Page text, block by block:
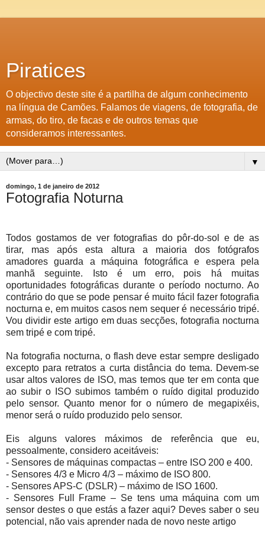
Piratices
O objectivo deste site é a partilha de algum conhecimento
na língua de Camões. Falamos de viagens, de fotografia, de
armas, do tiro, de facas e de outros temas que
consideramos interessantes.
▼
domingo, 1 de janeiro de 2012
Fotografia Noturna
Todos gostamos de ver fotografias do pôr-do-sol e de as
tirar, mas após esta altura a maioria dos fotógrafos
amadores guarda a máquina fotográfica e espera pela
manhã seguinte. Isto é um erro, pois há muitas
oportunidades fotográficas durante o período nocturno. Ao
contrário do que se pode pensar é muito fácil fazer fotografia
nocturna e, em muitos casos nem sequer é necessário tripé.
Vou dividir este artigo em duas secções, fotografia nocturna
sem tripé e com tripé.
Na fotografia nocturna, o flash deve estar sempre desligado
excepto para retratos a curta distância do tema. Devem-se
usar altos valores de ISO, mas temos que ter em conta que
ao subir o ISO subimos também o ruído digital produzido
pelo sensor. Quanto menor for o número de megapixéis,
menor será o ruído produzido pelo sensor.
Eis alguns valores máximos de referência que eu,
pessoalmente, considero aceitáveis:
- Sensores de máquinas compactas – entre ISO 200 e 400.
- Sensores 4/3 e Micro 4/3 – máximo de ISO 800.
- Sensores APS-C (DSLR) – máximo de ISO 1600.
- Sensores Full Frame – Se tens uma máquina com um
sensor destes o que estás a fazer aqui? Deves saber o seu
potencial, não vais aprender nada de novo neste artigo